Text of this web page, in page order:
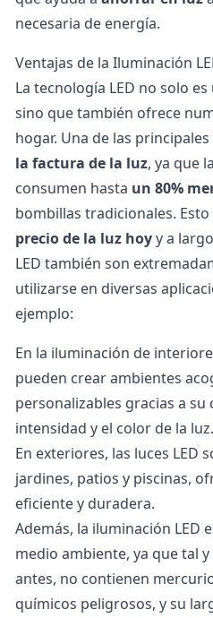
necesaria de energía.
Ventajas de la Iluminación
La tecnología LED no solo
sino que también ofrece
hogar. Una de las
la factura de la luz, ya que
consumen hasta un 80%
bombillas tradicionales.
precio de la luz hoyy a
LED también son
utilizarse en diversas
ejemplo:
En la iluminación de
pueden crear ambientes
personalizables gracias a
intensidad y el color de la luz.
En exteriores, las luces LED
jardines, patios y piscinas,
eficiente y duradera.
Además, la iluminación LED
medio ambiente, ya que tal
antes, no contienen
químicos peligrosos, y su